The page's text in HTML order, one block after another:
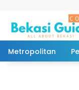
Metropolitan